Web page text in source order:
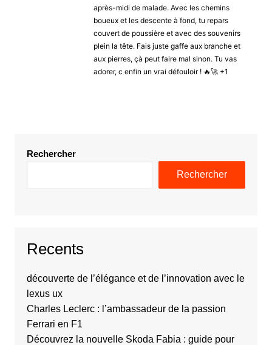
après-midi de malade. Avec les chemins
boueux et les descente à fond, tu repars
couvert de poussière et avec des souvenirs
plein la tête. Fais juste gaffe aux branche et
aux pierres, çà peut faire mal sinon. Tu vas
adorer, c enfin un vrai défouloir ! 🔥🚀 +1
Rechercher
Rechercher
Recents
découverte de l’élégance et de l’innovation avec le
lexus ux
Charles Leclerc : l’ambassadeur de la passion
Ferrari en F1
Découvrez la nouvelle Skoda Fabia : guide pour